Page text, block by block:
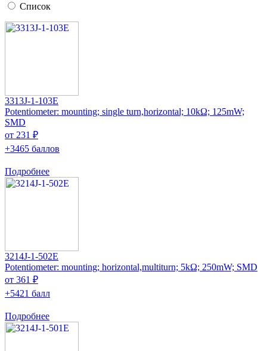
Список
3313J-1-103E
Potentiometer: mounting; single turn,horizontal; 10kΩ; 125mW;
SMD
от 231 ₽
+3465 баллов
Подробнее
3214J-1-502E
Potentiometer: mounting; horizontal,multiturn; 5kΩ; 250mW; SMD
от 361 ₽
+5421 балл
Подробнее